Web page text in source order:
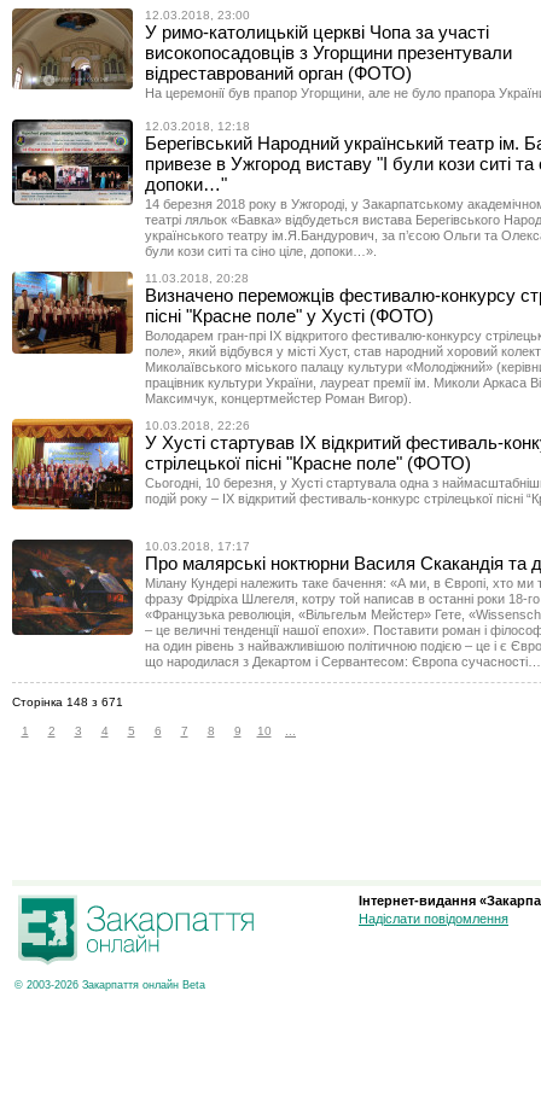
12.03.2018, 23:00
У римо-католицькій церкві Чопа за участі
високопосадовців з Угорщини презентували
відреставрований орган (ФОТО)
На церемонії був прапор Угорщини, але не було прапора
12.03.2018, 12:18
Берегівський Народний український театр ім.
привезе в Ужгород виставу "І були кози ситі та
допоки…"
14 березня 2018 року в Ужгороді, у Закарпатському
театрі ляльок «Бавка» відбудеться вистава Берегівського
українського театру ім.Я.Бандурович, за п’єсою Ольги та
були кози ситі та сіно ціле, допоки…».
11.03.2018, 20:28
Визначено переможців фестивалю-конкурсу
пісні "Красне поле" у Хусті (ФОТО)
Володарем гран-прі ІХ відкритого фестивалю-конкурсу
поле», який відбувся у місті Хуст, став народний хоровий
Миколаївського міського палацу культури «Молодіжний»
працівник культури України, лауреат премії ім. Миколи Аркаса
Максимчук, концертмейстер Роман Вигор).
10.03.2018, 22:26
У Хусті стартував IX відкритий фестиваль-
стрілецької пісні "Красне поле" (ФОТО)
Сьогодні, 10 березня, у Хусті стартувала одна з
подій року – IX відкритий фестиваль-конкурс стрілецької пісні
10.03.2018, 17:17
Про малярські ноктюрни Василя Скакандія та
Мілану Кундері належить таке бачення: «А ми, в Європі, хто ми
фразу Фрідріха Шлегеля, котру той написав в останні роки 18-го
«Французька революція, «Вільгельм Мейстер» Гете,
– це величні тенденції нашої епохи». Поставити роман і
на один рівень з найважливішою політичною подією – це і є
що народилася з Декартом і Сервантесом: Європа сучасності…
Сторінка 148 з 671
1 2 3 4 5 6 7 8 9 10
© 2003-2026 Закарпаття онлайн Beta
Інтернет-видання
Надіслати повідомлення